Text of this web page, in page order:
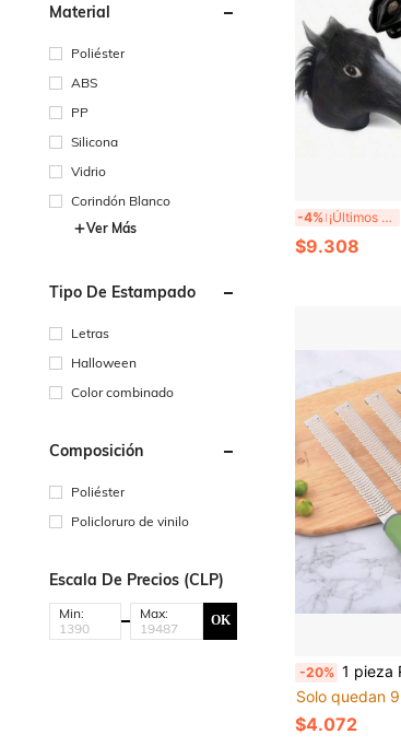
Material
Poliéster
ABS
PP
Silicona
Vidrio
Corindón Blanco
Ver Más
Tipo De Estampado
Letras
Halloween
Color combinado
Composición
Poliéster
Policloruro de vinilo
Escala De Precios (CLP)
Min: Max: OK
-4% ¡Últimos 2 días
$9.308
-20% 1 pieza Rallador de queso largo de
Solo quedan 9
$4.072